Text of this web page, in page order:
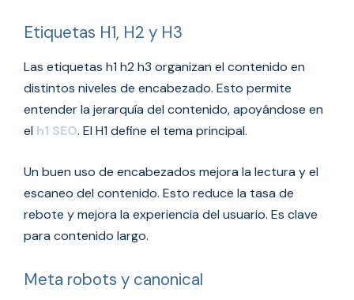
Etiquetas H1, H2 y H3
Las etiquetas h1 h2 h3 organizan el contenido en
distintos niveles de encabezado. Esto permite
entender la jerarquía del contenido, apoyándose en
el h1 SEO. El H1 define el tema principal.
Un buen uso de encabezados mejora la lectura y el
escaneo del contenido. Esto reduce la tasa de
rebote y mejora la experiencia del usuario. Es clave
para contenido largo.
Meta robots y canonical